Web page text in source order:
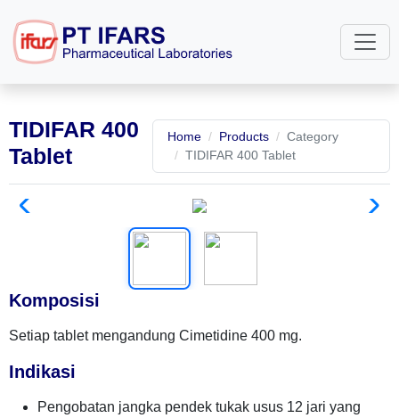
TIDIFAR 400
Tablet
Home Products
Category
TIDIFAR 400 Tablet
Komposisi
Setiap tablet mengandung Cimetidine 400 mg.
Indikasi
Pengobatan jangka pendek tukak usus 12 jari yang